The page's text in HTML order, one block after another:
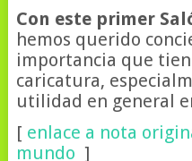
Con este primer
hemos querido
importancia que
caricatura,
utilidad en general
[ enlace a nota
mundo ]